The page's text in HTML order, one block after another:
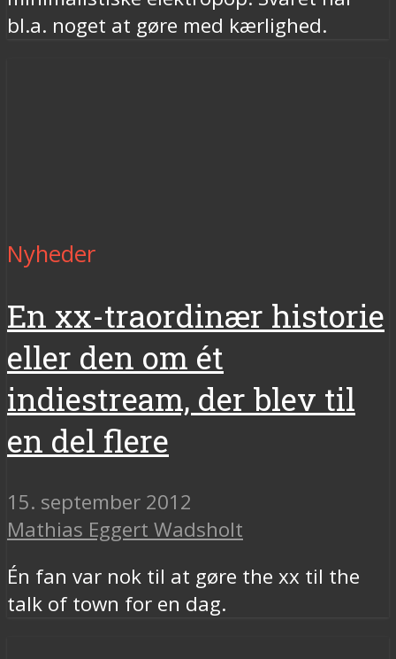
bl.a. noget at gøre med kærlighed.
Nyheder
En xx-traordinær historie
eller den om ét
indiestream, der blev til
en del flere
15. september 2012
Mathias Eggert Wadsholt
Én fan var nok til at gøre the xx til the
talk of town for en dag.